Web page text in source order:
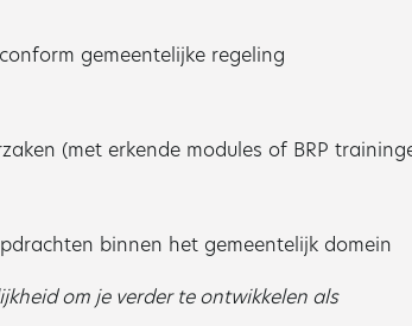
gemeentelijke regeling
(met erkende modules of BRP
binnen het gemeentelijk domein
om je verder te ontwikkelen als